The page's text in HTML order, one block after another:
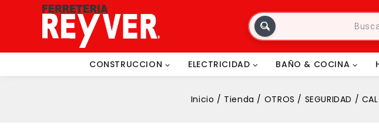
CONSTRUCCION ELECTRICIDAD BAÑO & COCINA
Inicio / Tienda / OTROS / SEGURIDAD /